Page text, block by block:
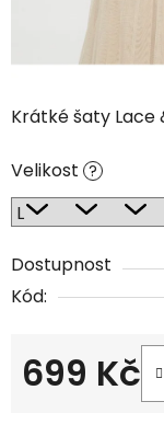
Krátké šaty Lace
Velikost ?
Dostupnost
Kód:
699 Kč